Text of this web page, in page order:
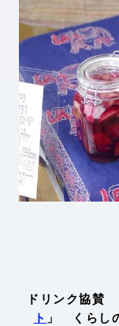
ドリンク協賛
ト 」 くらし